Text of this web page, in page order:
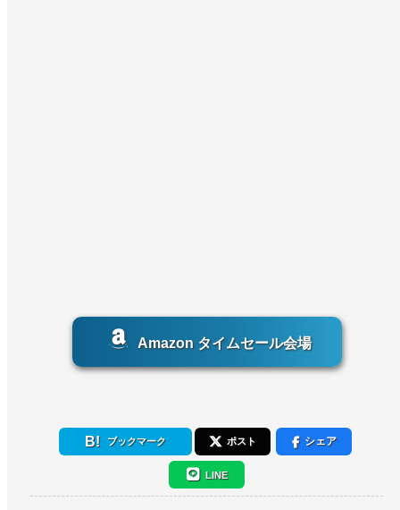
Amazon タイムセール会場
ブックマーク ポスト シェア
LINE